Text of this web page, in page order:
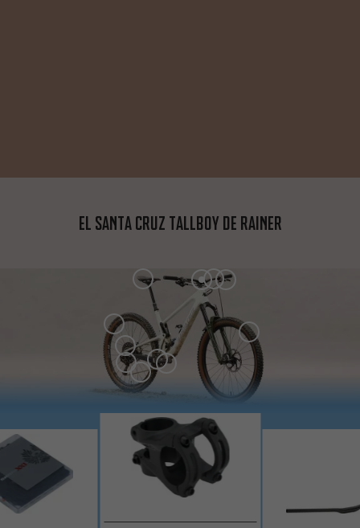
El Santa Cruz Tallboy de Rainer